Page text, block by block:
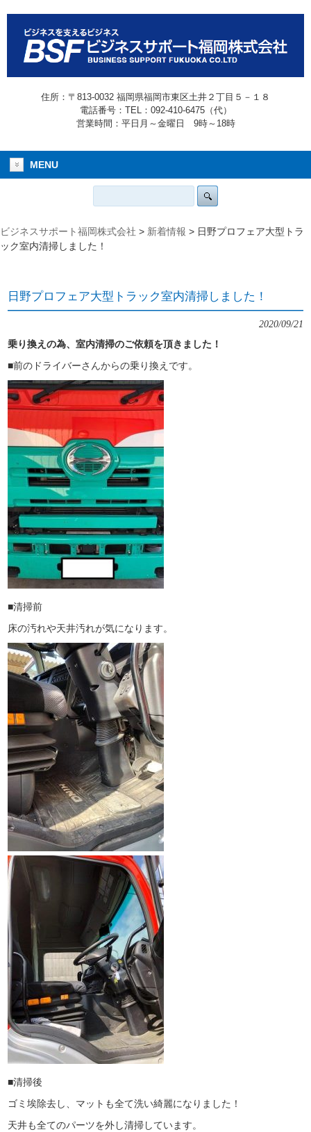
住所：〒813-0032 福岡県福岡市東区土井２丁目５－１８
電話番号：TEL：092-410-6475（代）
営業時間：平日月～金曜日 9時～18時
MENU
ビジネスサポート福岡株式会社 > 新着情報 > 日野プロフェア大型トラ
ック室内清掃しました！
日野プロフェア大型トラック室内清掃しました！
2020/09/21
乗り換えの為、室内清掃のご依頼を頂きました！
■前のドライバーさんからの乗り換えです。
■清掃前
床の汚れや天井汚れが気になります。
■清掃後
ゴミ埃除去し、マットも全て洗い綺麗になりました！
天井も全てのパーツを外し清掃しています。